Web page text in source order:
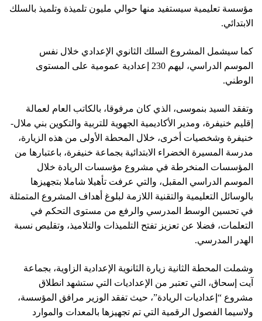
مؤسسة تعليمية سيستفيد منها حوالي مليون تلميذة وتلميذ بالسلك
الابتدائي.
كما سيشمل المشروع السلك الثانوي الإعدادي خلال نفس
الموسم الدراسي، ليهم 230 إعدادية عمومية على المستوى
الوطني.
وتفقد السيد بنموسى، الذي كان مرفوقا، بالكاتب العام لعمالة
إقليم خنيفرة، ومدير الأكاديمية الجهوية للتربية والتكوين بني ملال-
خنيفرة وشخصيات أخرى، خلال المحطة الأولى من هذه الزيارة،
مدرسة المسيرة الخضراء الابتدائية بجماعة خنيفرة، باعتبارها من
المؤسسات المنخرطة في مشروع مؤسسات الريادة خلال
الموسم الدراسي المقبل، والتي عرفت تأهيلا شاملا بتجهيزها
بالوسائل التعليمية والتقنية اللازمة لبلوغ أهداف المشروع المتمثلة
في تحسين الوسط المدرسي والرفع من مستوى التحكم في
التعلمات، فضلا عن تعزيز تفتح التلميذات والتلاميذ، وتقليص نسبة
الهدر المدرسي.
وشملت المحطة الثانية زيارة الثانوية الإعدادية الزاوية، بجماعة
آيت إسحاق، التي تعتبر من الإعداديات التي ستشهد انطلاق
مشروع “إعداديات الريادة”، حيث تفقد الوزير مرافق المؤسسة،
ولاسيما الفصول الرقمية التي تم تجهيزها بالمعدات والموارد